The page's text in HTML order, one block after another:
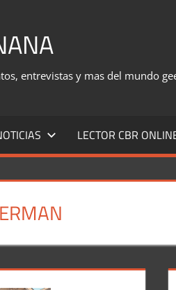
entrevistas y mas del mundo
LECTOR CBR